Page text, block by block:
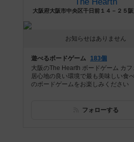
大阪府大阪市中央区千日前１４－２５
お知らせはありません
遊べるボードゲーム
183個
大阪のThe Hearth ボードゲーム カフ
居心地の良い環境で最も美味しい食
のボードゲームをお楽しみください
フォローする